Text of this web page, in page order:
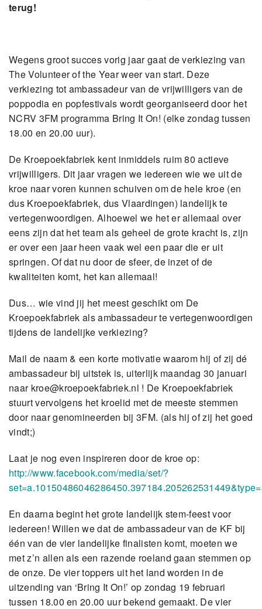
terug!
Wegens groot succes vorig jaar gaat de verkiezing van
The Volunteer of the Year weer van start. Deze
verkiezing tot ambassadeur van de vrijwilligers van de
poppodia en popfestivals wordt georganiseerd door het
NCRV 3FM programma Bring It On! (elke zondag tussen
18.00 en 20.00 uur).
De Kroepoekfabriek kent inmiddels ruim 80 actieve
vrijwilligers. Dit jaar vragen we iedereen wie we uit de
kroe naar voren kunnen schuiven om de hele kroe (en
dus Kroepoekfabriek, dus Vlaardingen) landelijk te
vertegenwoordigen. Alhoewel we het er allemaal over
eens zijn dat het team als geheel de grote kracht is, zijn
er over een jaar heen vaak wel een paar die er uit
springen. Of dat nu door de sfeer, de inzet of de
kwaliteiten komt, het kan allemaal!
Dus… wie vind jij het meest geschikt om De
Kroepoekfabriek als ambassadeur te vertegenwoordigen
tijdens de landelijke verkiezing?
Mail de naam & een korte motivatie waarom hij of zij dé
ambassadeur bij uitstek is, uiterlijk maandag 30 januari
naar kroe@kroepoekfabriek.nl ! De Kroepoekfabriek
stuurt vervolgens het kroelid met de meeste stemmen
door naar genomineerden bij 3FM. (als hij of zij het goed
vindt;)
Laat je nog even inspireren door de kroe op:
http://www.facebook.com/media/set/?
En daarna begint het grote landelijk stem-feest voor
iedereen! Willen we dat de ambassadeur van de KF bij
één van de vier landelijke finalisten komt, moeten we
met z’n allen als een razende roeland gaan stemmen op
de onze. De vier toppers uit het land worden in de
uitzending van ‘Bring It On!’ op zondag 19 februari
tussen 18.00 en 20.00 uur bekend gemaakt. De vier